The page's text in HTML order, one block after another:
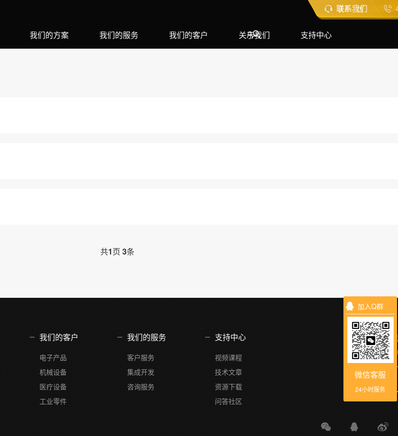
联系我们
我们的方案 我们的服务 我们的客户 关于我们
支持中心
共1页 3条
加入Q群
微信客服
24小时服务
服务
我们的客户
电子产品
机械设备
医疗设备
工业零件
我们的服务
客户服务
集成开发
咨询服务
支持中心
视频课程
技术文章
资源下载
问答社区